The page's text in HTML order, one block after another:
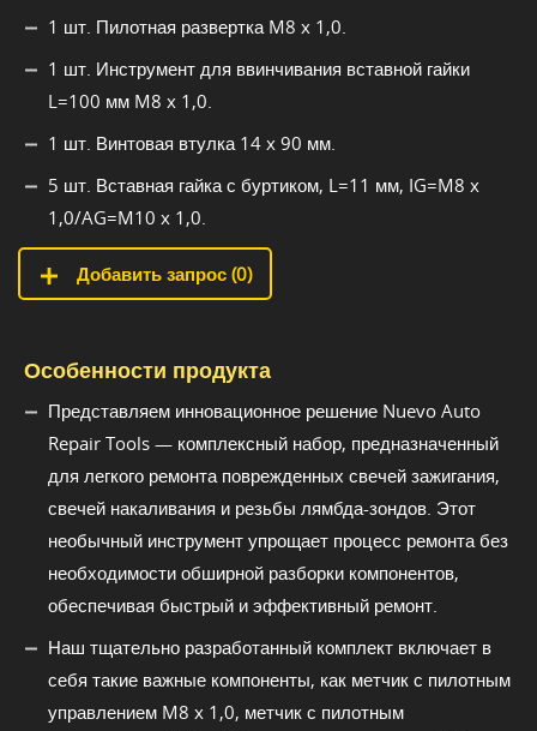
1 шт. Пилотная развертка M8 x 1,0.
1 шт. Инструмент для ввинчивания вставной гайки
L=100 мм M8 x 1,0.
1 шт. Винтовая втулка 14 x 90 мм.
5 шт. Вставная гайка с буртиком, L=11 мм, IG=M8 x
1,0/AG=M10 x 1,0.
Добавить запрос (0)
Особенности продукта
Представляем инновационное решение Nuevo Auto
Repair Tools — комплексный набор, предназначенный
для легкого ремонта поврежденных свечей зажигания,
свечей накаливания и резьбы лямбда-зондов. Этот
необычный инструмент упрощает процесс ремонта без
необходимости обширной разборки компонентов,
обеспечивая быстрый и эффективный ремонт.
Наш тщательно разработанный комплект включает в
себя такие важные компоненты, как метчик с пилотным
управлением M8 x 1,0, метчик с пилотным